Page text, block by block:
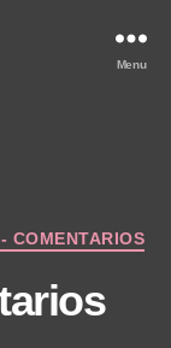
Menu
COMENTARIOS